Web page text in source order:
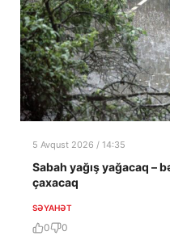
5 Avqust 2026 / 14:35
Sabah yağış yağacaq –
çaxacaq
SƏYAHƏT
0 0